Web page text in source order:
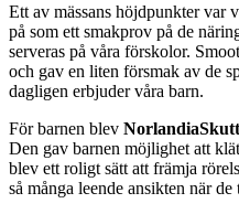
Ett av mässans höjdpunkter var
på som ett smakprov på de
serveras på våra förskolor.
och gav en liten försmak av de
dagligen erbjuder våra barn.
För barnen blev
Den gav barnen möjlighet att
blev ett roligt sätt att främja
så många leende ansikten när